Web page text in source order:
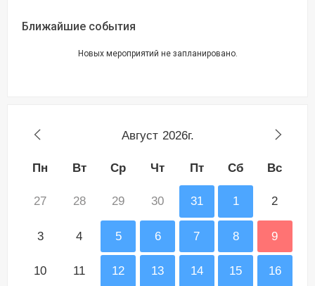
Ближайшие события
Новых мероприятий не запланировано.
Август 2026г.
Пн Вт Ср Чт Пт Сб Вс
27 28 29 30 31 1 2
3 4 5 6 7 8 9
10 11 12 13 14 15 16